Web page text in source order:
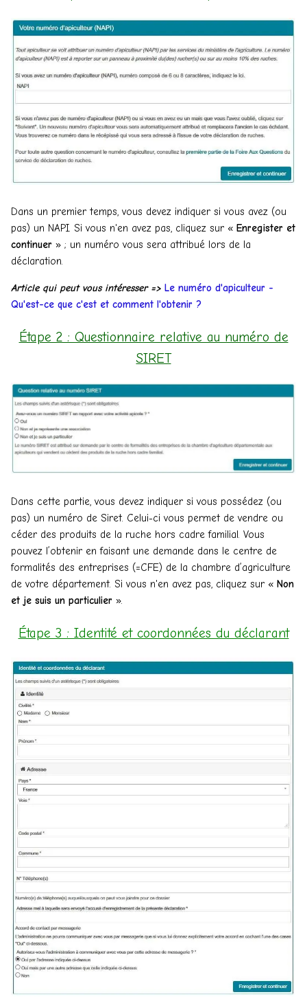
Dans un premier temps, vous devez indiquer si vous avez (ou
pas) un NAPI. Si vous n'en avez pas, cliquez sur « Enregister et
continuer » ; un numéro vous sera attribué lors de la
déclaration.
Article qui peut vous intéresser => Le numéro d'apiculteur -
Qu'est-ce que c'est et comment l'obtenir ?
Étape 2 : Questionnaire relative au numéro de
SIRET
Dans cette partie, vous devez indiquer si vous possédez (ou
pas) un numéro de Siret. Celui-ci vous permet de vendre ou
céder des produits de la ruche hors cadre familial. Vous
pouvez l’obtenir en faisant une demande dans le centre de
formalités des entreprises (=CFE) de la chambre d’agriculture
de votre département. Si vous n'en avez pas, cliquez sur « Non
et je suis un particulier ».
Étape 3 : Identité et coordonnées du déclarant